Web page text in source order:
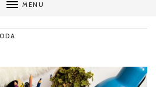
MENU